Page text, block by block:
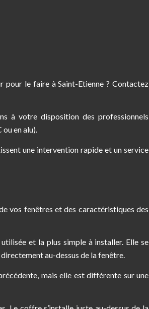
pour le faire à Saint-Etienne ? Contactez
à votre disposition des professionnels
en alu).
une intervention rapide et un service
vos fenêtres et des caractéristiques des
et la plus simple à installer. Elle se
au-dessus de la fenêtre.
mais elle est différente sur une